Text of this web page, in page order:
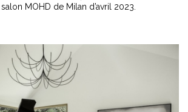
MOHD de Milan d’avril 2023.